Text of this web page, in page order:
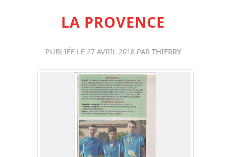
LA PROVENCE
PUBLIÉE LE 27 AVRIL 2018PAR THIERRY